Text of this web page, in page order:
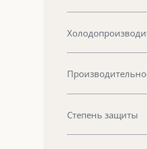
Степень защиты